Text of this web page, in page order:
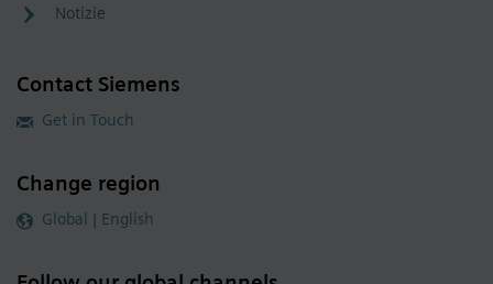
Notizie
Contact Siemens
Get in Touch
Change region
Global | English